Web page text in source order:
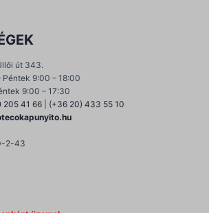
út 343.
Péntek 9:00 – 18:00
9:00 – 17:30
205 41 66
(+36 20) 433 55 10
2-43